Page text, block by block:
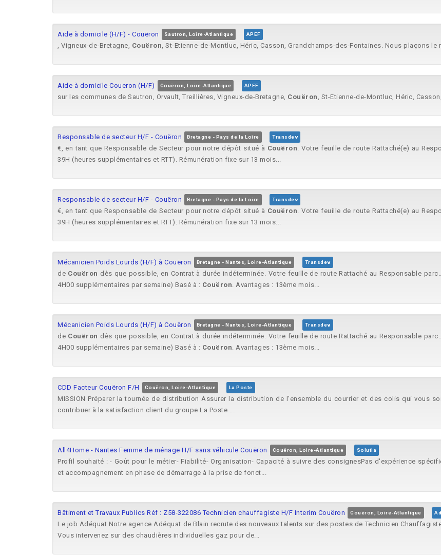
Aide à domicile (H/F) - Couëron Sautron, Loire-Atlantique APEF
, Vigneux-de-Bretagne, Couëron, St-Etienne-de-Montluc, Héric, Casson, Grandchamps-des-Fontaines. Nous plaçons le
Aide à domicile Coueron (H/F) Couëron, Loire-Atlantique APEF
sur les communes de Sautron, Orvault, Treillières, Vigneux-de-Bretagne, Couëron, St-Etienne-de-Montluc, Héric,
Responsable de secteur H/F - Couëron Bretagne - Pays de la Loire Transdev
€, en tant que Responsable de Secteur pour notre dépôt situé à Couëron. Votre feuille de route Rattaché(e) au
39H (heures supplémentaires et RTT). Rémunération fixe sur 13 mois...
Responsable de secteur H/F - Couëron Bretagne - Pays de la Loire Transdev
€, en tant que Responsable de Secteur pour notre dépôt situé à Couëron. Votre feuille de route Rattaché(e) au
39H (heures supplémentaires et RTT). Rémunération fixe sur 13 mois...
Mécanicien Poids Lourds (H/F) à Couëron Bretagne - Nantes, Loire-Atlantique Transdev
de Couëron dès que possible, en Contrat à durée indéterminée. Votre feuille de route Rattaché au Responsable
4H00 supplémentaires par semaine) Basé à : Couëron. Avantages : 13ème mois...
Mécanicien Poids Lourds (H/F) à Couëron Bretagne - Nantes, Loire-Atlantique Transdev
de Couëron dès que possible, en Contrat à durée indéterminée. Votre feuille de route Rattaché au Responsable
4H00 supplémentaires par semaine) Basé à : Couëron. Avantages : 13ème mois...
CDD Facteur Couëron F/H Couëron, Loire-Atlantique La Poste
MISSION Préparer la tournée de distribution Assurer la distribution de l'ensemble du courrier et des colis qui vous
contribuer à la satisfaction client du groupe La Poste ...
All4Home - Nantes Femme de ménage H/F sans véhicule Couëron Couëron, Loire-Atlantique Solutia
Profil souhaité : - Goût pour le métier- Fiabilité- Organisation- Capacité à suivre des consignesPas d'expérience
et accompagnement en phase de démarrage à la prise de fonct...
Bâtiment et Travaux Publics Réf : Z58-322086 Technicien chauffagiste H/F Interim Couëron Couëron, Loire-Atlantique
Le job Adéquat Notre agence Adéquat de Blain recrute des nouveaux talents sur des postes de Technicien
Vous intervenez sur des chaudières individuelles gaz pour de...